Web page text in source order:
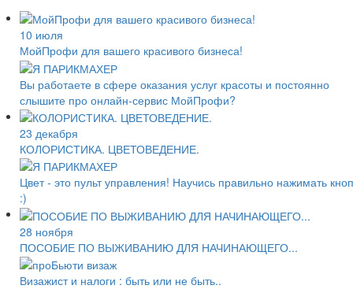
10 июля
МойПрофи для вашего красивого бизнеса!
Вы работаете в сфере оказания услуг красоты и ​​постоянно
слышите про онлайн-сервис МойПрофи?
23 декабря
КОЛОРИСТИКА. ЦВЕТОВЕДЕНИЕ.
Цвет - это пульт управления! Научись правильно нажимать
:)
28 ноября
ПОСОБИЕ ПО ВЫЖИВАНИЮ ДЛЯ НАЧИНАЮЩЕГО...
Визажист и налоги : быть или не быть..